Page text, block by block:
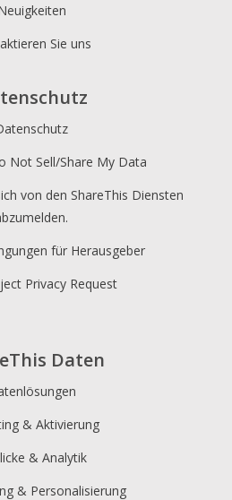
Daten
& Aktivierung
& Analytik
& Personalisierung
Sie uns
Not Sell/Share My Data
von den ShareThis Diensten
für Herausgeber
Privacy Request